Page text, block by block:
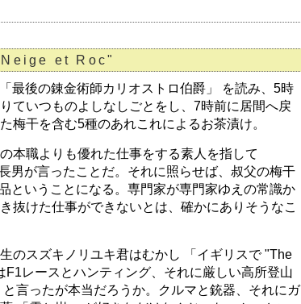
et Roc"
最後の錬金術師カリオストロ伯爵」 を読み、5時
ていつものよしなしごとをし、7時前に居間へ戻
梅干を含む5種のあれこれによるお茶漬け。
本職よりも優れた仕事をする素人を指して
男が言ったことだ。それに照らせば、叔父の梅干
ということになる。専門家が専門家ゆえの常識か
抜けた仕事ができないとは、確かにありそうなこ
のスズキノリユキ君はむかし 「イギリスで "The
F1レースとハンティング、それに厳しい高所登山
言ったが本当だろうか。クルマと銃器、それにガ